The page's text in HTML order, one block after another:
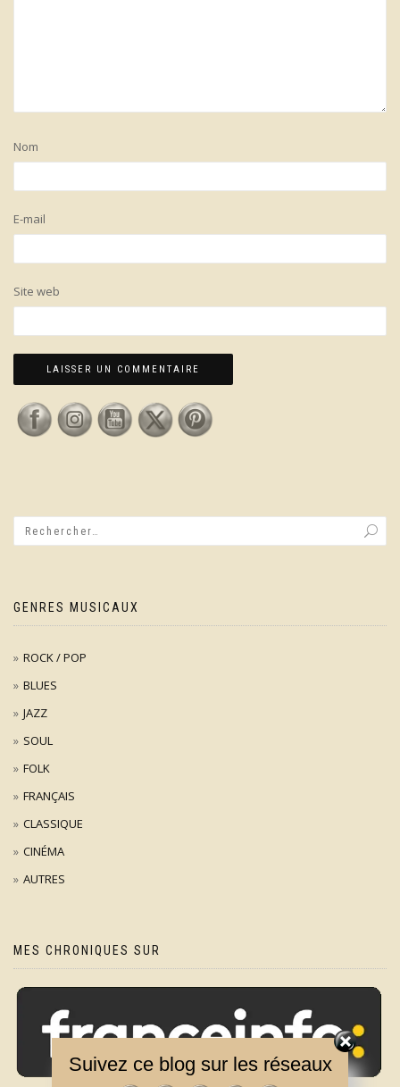
Nom
E-mail
Site web
GENRES MUSICAUX
ROCK / POP
BLUES
JAZZ
SOUL
FOLK
FRANÇAIS
CLASSIQUE
CINÉMA
AUTRES
MES CHRONIQUES SUR
Suivez ce blog sur les réseaux